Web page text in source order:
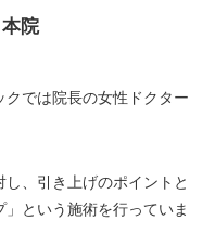
院
では院長の女性ドクター
、引き上げのポイントと
という施術を行っていま